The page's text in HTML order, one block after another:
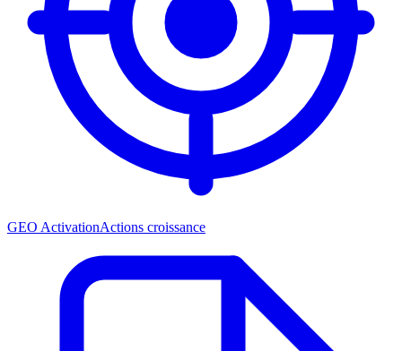
GEO ActivationActions croissance